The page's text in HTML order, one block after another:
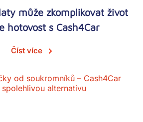
může zkomplikovat život
hotovost s Cash4Car
Číst více